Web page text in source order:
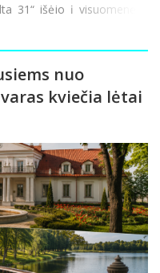
31“ išėjo į visuomenę ir
pakrantėje. O susitikimai
nuo
kviečia lėtai